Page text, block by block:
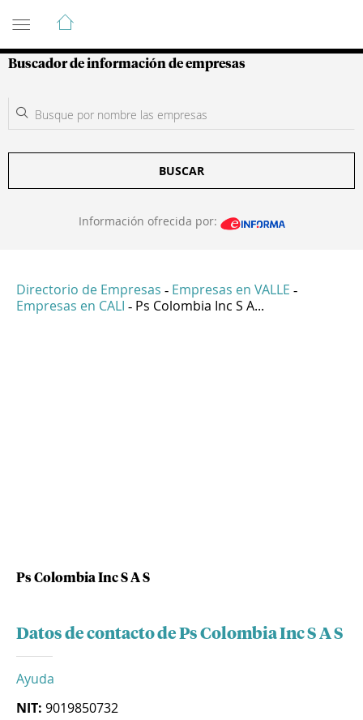
Guía de Empresas Colombianas
Buscador de información de empresas
BUSCAR
Información ofrecida por:
Directorio de Empresas - Empresas en VALLE -
Empresas en CALI - Ps Colombia Inc S A...
Ps Colombia Inc S A S
Datos de contacto de Ps Colombia Inc S A S
Ayuda
NIT: 9019850732